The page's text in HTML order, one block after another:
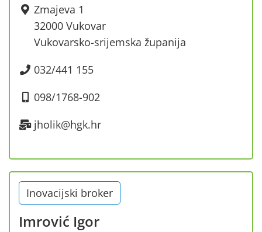
Zmajeva 1
32000 Vukovar
Vukovarsko-srijemska županija
032/441 155
098/1768-902
jholik@hgk.hr
Inovacijski broker
Imrović Igor